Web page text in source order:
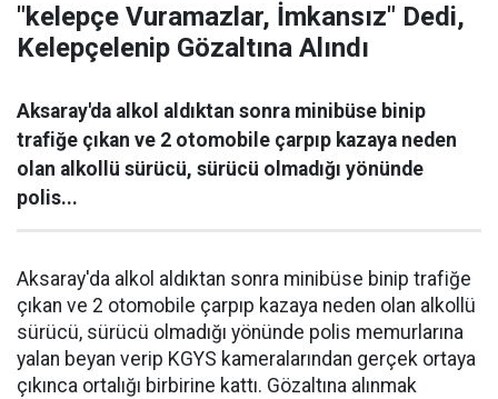
"kelepçe Vuramazlar, İmkansız" Dedi,
Kelepçelenip Gözaltına Alındı
Aksaray'da alkol aldıktan sonra minibüse binip
trafiğe çıkan ve 2 otomobile çarpıp kazaya neden
olan alkollü sürücü, sürücü olmadığı yönünde
polis...
Aksaray'da alkol aldıktan sonra minibüse binip trafiğe
çıkan ve 2 otomobile çarpıp kazaya neden olan alkollü
sürücü, sürücü olmadığı yönünde polis memurlarına
yalan beyan verip KGYS kameralarından gerçek ortaya
çıkınca ortalığı birbirine kattı. Gözaltına alınmak